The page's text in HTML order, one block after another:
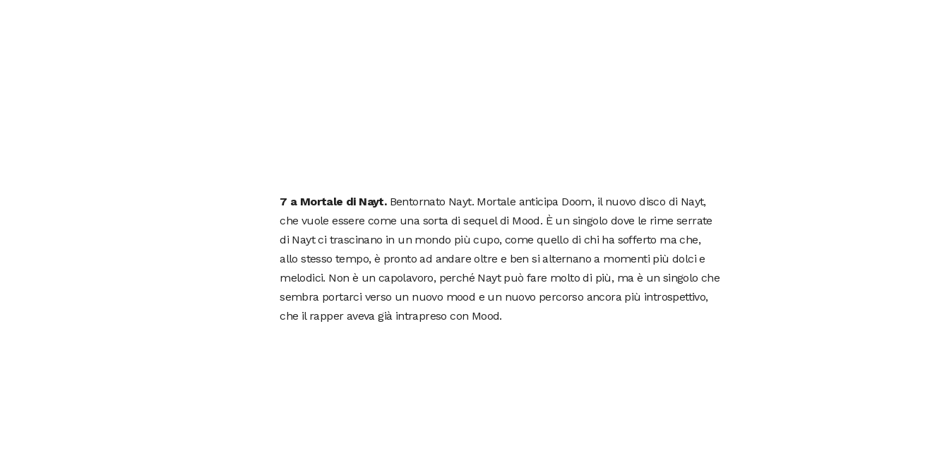
7 a Mortale di Nayt. Bentornato Nayt. Mortale anticipa Doom, il nuovo disco di Nayt,
che vuole essere come una sorta di sequel di Mood. È un singolo dove le rime serrate
di Nayt ci trascinano in un mondo più cupo, come quello di chi ha sofferto ma che,
allo stesso tempo, è pronto ad andare oltre e ben si alternano a momenti più dolci e
melodici. Non è un capolavoro, perché Nayt può fare molto di più, ma è un singolo che
sembra portarci verso un nuovo mood e un nuovo percorso ancora più introspettivo,
che il rapper aveva già intrapreso con Mood.